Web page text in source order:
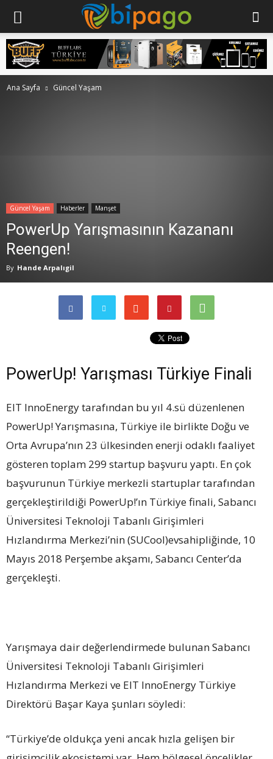
Ana Sayfa Güncel Yaşam
Güncel Yaşam Haberler Manşet
PowerUp Yarışmasının Kazananı
Reengen!
By Hande Arpalıgil
PowerUp! Yarışması Türkiye Finali
EIT InnoEnergy tarafından bu yıl 4.sü düzenlenen
PowerUp! Yarışmasına, Türkiye ile birlikte Doğu ve
Orta Avrupa’nın 23 ülkesinden enerji odaklı faaliyet
gösteren toplam 299 startup başvuru yaptı. En çok
başvurunun Türkiye merkezli startuplar tarafından
gerçekleştirildiği PowerUp!’ın Türkiye finali, Sabancı
Üniversitesi Teknoloji Tabanlı Girişimleri
Hızlandırma Merkezi’nin (SUCool)evsahipliğinde, 10
Mayıs 2018 Perşembe akşamı, Sabancı Center’da
gerçekleşti.
Yarışmaya dair değerlendirmede bulunan Sabancı
Üniversitesi Teknoloji Tabanlı Girişimleri
Hızlandırma Merkezi ve EIT InnoEnergy Türkiye
Direktörü Başar Kaya şunları söyledi:
“Türkiye’de oldukça yeni ancak hızla gelişen bir